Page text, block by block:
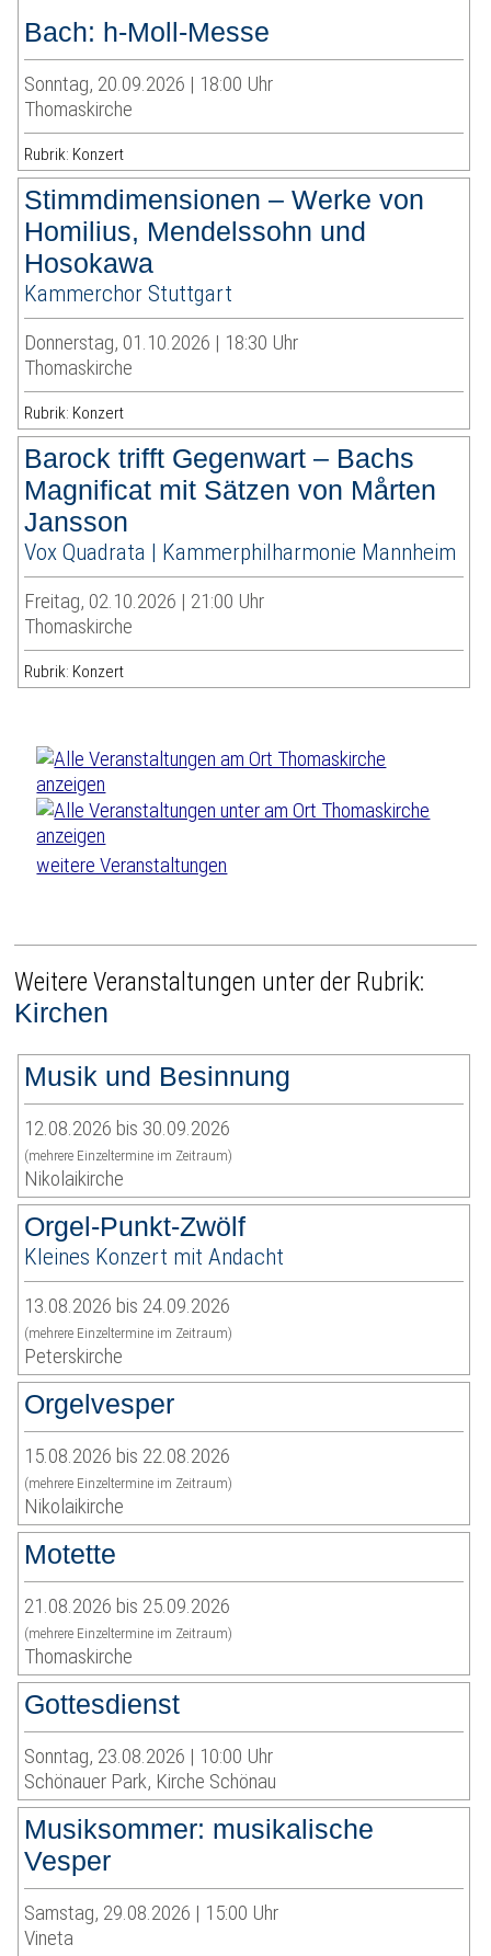
Bach: h-Moll-Messe
Sonntag, 20.09.2026 | 18:00 Uhr
Thomaskirche
Rubrik: Konzert
Stimmdimensionen – Werke von
Homilius, Mendelssohn und
Hosokawa
Kammerchor Stuttgart
Donnerstag, 01.10.2026 | 18:30 Uhr
Thomaskirche
Rubrik: Konzert
Barock trifft Gegenwart – Bachs
Magnificat mit Sätzen von Mårten
Jansson
Vox Quadrata | Kammerphilharmonie Mannheim
Freitag, 02.10.2026 | 21:00 Uhr
Thomaskirche
Rubrik: Konzert
weitere Veranstaltungen
Weitere Veranstaltungen unter der Rubrik:
Kirchen
Musik und Besinnung
12.08.2026 bis 30.09.2026
(mehrere Einzeltermine im Zeitraum)
Nikolaikirche
Orgel-Punkt-Zwölf
Kleines Konzert mit Andacht
13.08.2026 bis 24.09.2026
(mehrere Einzeltermine im Zeitraum)
Peterskirche
Orgelvesper
15.08.2026 bis 22.08.2026
(mehrere Einzeltermine im Zeitraum)
Nikolaikirche
Motette
21.08.2026 bis 25.09.2026
(mehrere Einzeltermine im Zeitraum)
Thomaskirche
Gottesdienst
Sonntag, 23.08.2026 | 10:00 Uhr
Schönauer Park, Kirche Schönau
Musiksommer: musikalische
Vesper
Samstag, 29.08.2026 | 15:00 Uhr
Vineta